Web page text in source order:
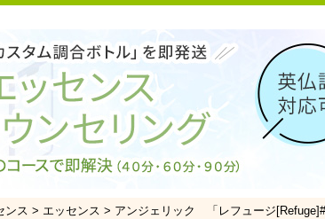
ンス エッセンス アンジェリック 「レフュージ